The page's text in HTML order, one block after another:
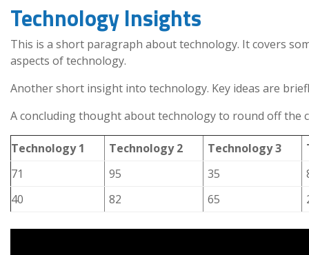
Technology Insights
This is a short paragraph about technology. It covers
aspects of technology.
Another short insight into technology. Key ideas are
A concluding thought about technology to round off the
Technology 1 Technology 2 Technology 3
71
95 35
40
82 65